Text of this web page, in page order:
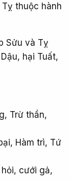
thuộc hành
Sửu và Tỵ
hại Tuất,
Trừ thần,
Hàm trì, Tứ
cưới gả,